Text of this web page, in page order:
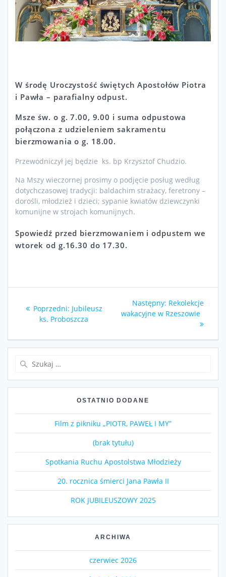
W środę Uroczystość świętych Apostołów Piotra
i Pawła – parafialny odpust.
Msze św. o g. 7.00, 9.00 i suma odpustowa
połączona z udzieleniem sakramentu
bierzmowania o g. 18.00.
Przewodniczył jej będzie ks. bp Krzysztof Chudzio.
Na Mszy wieczornej prosimy o podjęcie posług według
dotychczasowej tradycji: baldachim strażacy, feretrony –
dorośli, młodzież i dzieci; sypanie kwiatów dziewczynki
komunijne w strojach komunijnych.
Spowiedź przed bierzmowaniem i odpustem we
wtorek od g.16.30 do 17.30.
wpisu
Poprzedni: Poprzedni
wpis:
Jubileusz
ks. Proboszcza
Następny: Następny
wpis:
Rekolekcje
wakacyjne w Rzeszowie
OSTATNIO DODANE
Film z pikniku „PIOTR, PAWEŁ I MY”
(brak tytułu)
Spotkania Ruchu Apostolstwa Młodzieży
20. rocznica śmierci Jana Pawła II
ROK JUBILEUSZOWY 2025
ARCHIWA
czerwiec 2026